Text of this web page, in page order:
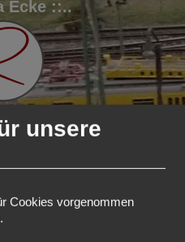
Ecke ::..
unsere
Cookies vorgenommen